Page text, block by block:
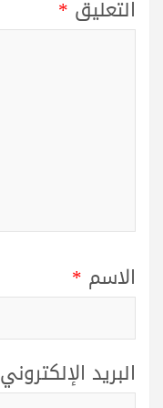
التعليق *
الاسم *
البريد الإلكتروني